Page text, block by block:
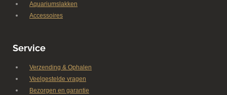
Aquariumslakken
Accessoires
Service
Verzending & Ophalen
Veelgestelde vragen
Bezorgen en garantie